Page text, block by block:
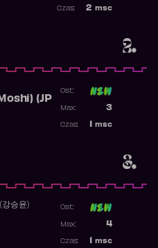
2.
2 msc
Czas:
3.
(JP
Ost:
3
Max:
msc
Czas:
승윤) Ost:
4
Max:
msc
Czas: